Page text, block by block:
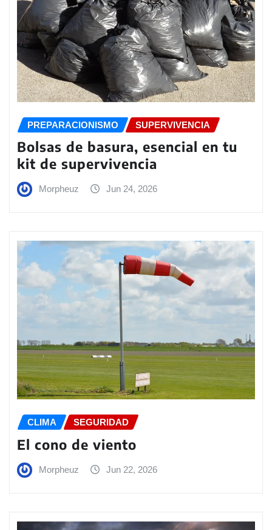
PREPARACIONISMO SUPERVIVENCIA
Bolsas de basura, esencial en tu
kit de supervivencia
Morpheuz Jun 24, 2026
CLIMA SEGURIDAD
El cono de viento
Morpheuz Jun 22, 2026